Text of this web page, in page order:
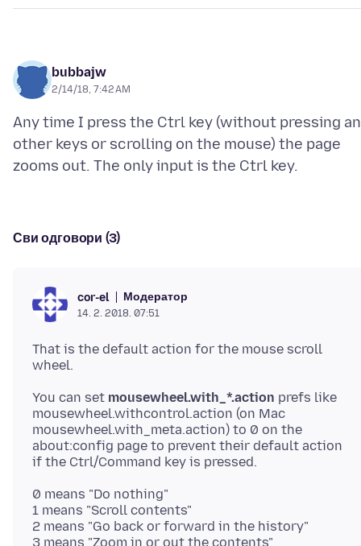
bubbajw
2/14/18, 7:42 AM
Any time I press the Ctrl key (without pressing
other keys or scrolling on the mouse) the page
Сви одговори (3)
cor-el Модератор
14. 2. 2018. 07:51
That is the default action for the mouse scroll
You can set mousewheel.with_*.action prefs like
mousewheel.withcontrol.action (on Mac
mousewheel.with_meta.action) to 0 on the
about:config page to prevent their default action
0 means "Do nothing"
1 means "Scroll contents"
2 means "Go back or forward in the history"